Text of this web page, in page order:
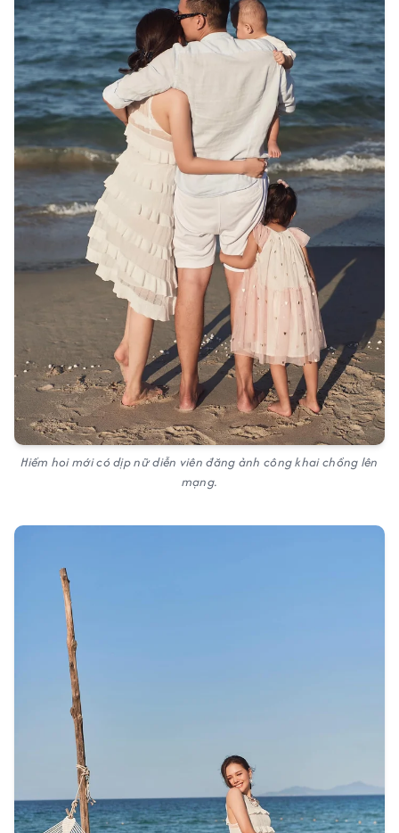
Hiếm hoi mới có dịp nữ diễn viên đăng ảnh công khai chồng lên
mạng.